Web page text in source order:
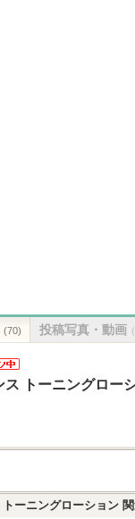
(70) 投稿写真・動画
ル
トーニングロー
ーニングローション